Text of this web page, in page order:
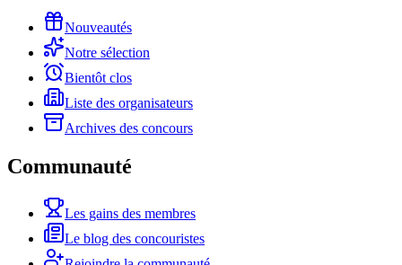
Nouveautés
Notre sélection
Bientôt clos
Liste des organisateurs
Archives des concours
Communauté
Les gains des membres
Le blog des concouristes